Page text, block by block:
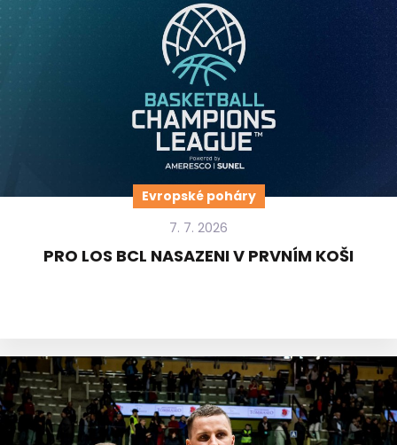
Evropské poháry
7. 7. 2026
PRO LOS BCL NASAZENI V PRVNÍM KOŠI